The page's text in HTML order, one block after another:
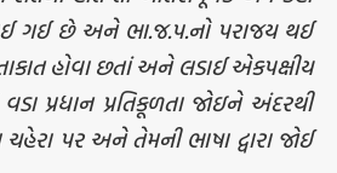
ગઈ છે અને ભા.જ.પ.નો પરાજય થઈ
હોવા છતાં અને લડાઈ એકપક્ષીય
પ્રધાન પ્રતિકૂળતા જોઇને અંદરથી
પર અને તેમની ભાષા દ્વારા જોઈ